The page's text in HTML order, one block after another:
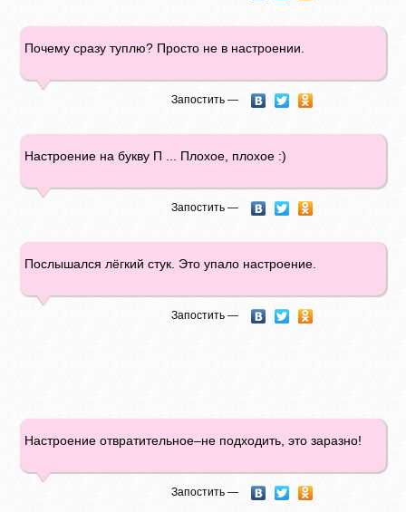
Почему сразу туплю? Просто не в настроении.
Запостить —
Настроение на букву П ... Плохое, плохое :)
Запостить —
Послышался лёгкий стук. Это упало настроение.
Запостить —
Настроение отвратительное–не подходить, это заразно!
Запостить —